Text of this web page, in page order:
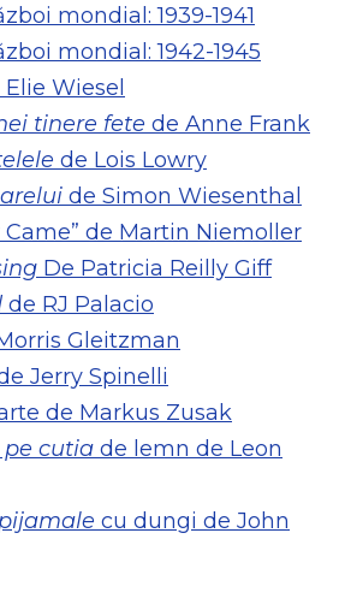
mondial: 1939-1941
mondial: 1942-1945
Wiesel
tinere fete de Anne Frank
de Lois Lowry
de Simon Wiesenthal
Came” de Martin Niemoller
De Patricia Reilly Giff
de RJ Palacio
Gleitzman
Jerry Spinelli
de Markus Zusak
cutia de lemn de Leon
cu dungi de John